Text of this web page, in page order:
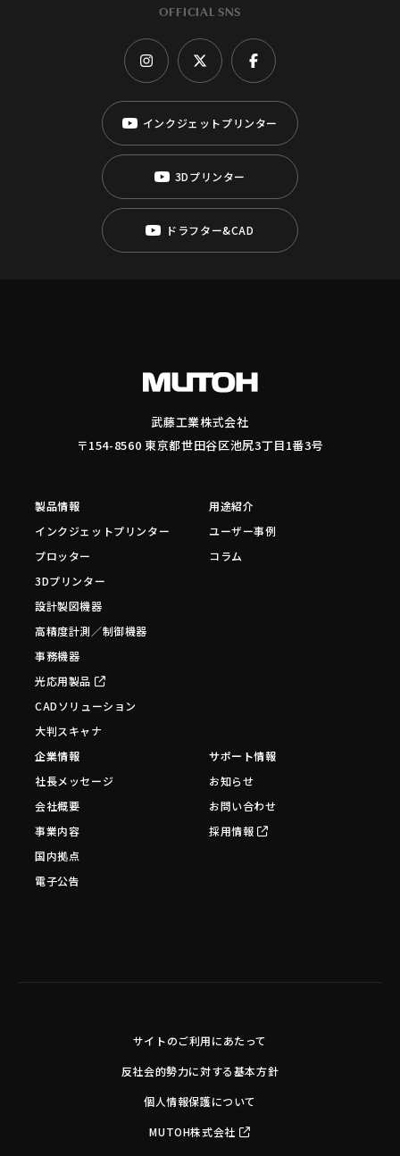
OFFICIAL SNS
インクジェットプリンター
3Dプリンター
ドラフター&CAD
武藤工業株式会社
〒154-8560 東京都世田谷区池尻3丁目1番3号
製品情報
インクジェットプリンター
プロッター
3Dプリンター
設計製図機器
高精度計測／制御機器
事務機器
光応用製品
CADソリューション
大判スキャナ
用途紹介
ユーザー事例
コラム
企業情報
社長メッセージ
会社概要
事業内容
国内拠点
電子公告
サポート情報
お知らせ
お問い合わせ
採用情報
サイトのご利用にあたって
反社会的勢力に対する基本方針
個人情報保護について
MUTOH株式会社